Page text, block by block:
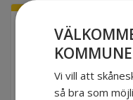
SEPTEMBER
29
Vi vill att
så bra som